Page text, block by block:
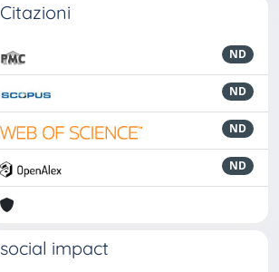
Citazioni
ND
ND
ND
ND
social impact